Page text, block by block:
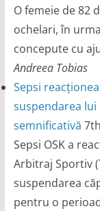
O femeie de 82
ochelari, în
concepute cu
Andreea Tobias
Sepsi
suspendarea lui
semnificativă
Sepsi OSK a
Arbitraj Sportiv
suspendarea
pentru o